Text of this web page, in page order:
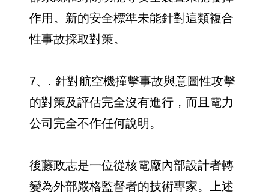
作用。新的安全標準未能針對這類複合
性事故採取對策。
7、. 針對航空機撞擊事故與意圖性攻擊
的對策及評估完全沒有進行，而且電力
公司完全不作任何說明。
後藤政志是一位從核電廠內部設計者轉
變為外部嚴格監督者的技術專家。上述